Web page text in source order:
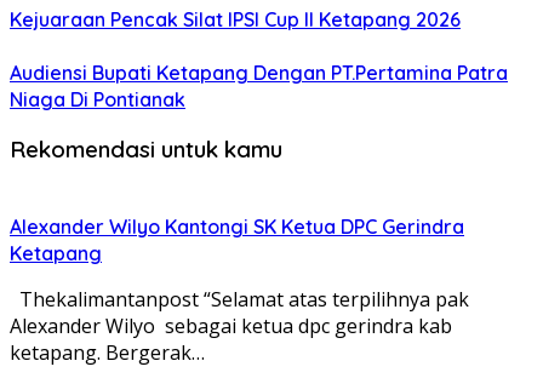
Kejuaraan Pencak Silat IPSI Cup II Ketapang 2026
Audiensi Bupati Ketapang Dengan PT.Pertamina Patra
Niaga Di Pontianak
Rekomendasi untuk kamu
Alexander Wilyo Kantongi SK Ketua DPC Gerindra
Ketapang
Thekalimantanpost “Selamat atas terpilihnya pak
Alexander Wilyo sebagai ketua dpc gerindra kab
ketapang. Bergerak…